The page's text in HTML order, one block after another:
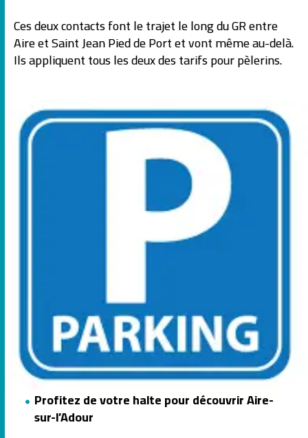
Ces deux contacts font le trajet le long du GR entre
Aire et Saint Jean Pied de Port et vont même au-delà.
Ils appliquent tous les deux des tarifs pour pèlerins.
Profitez de votre halte pour découvrir Aire-
sur-l’Adour